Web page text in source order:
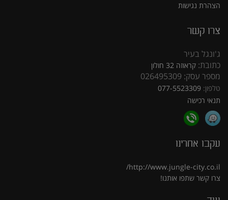
הצהרת נגישות
צרו קשר
ג'ונגל בעיר
כתובת: קראוזה 32 חולון
מספר עסק: 026495309
טלפון: 077-5523309
תנאי רכישה
עקבו אחרינו
http://www.jungle-city.co.il/
צרו קשר שתפו אותנו!